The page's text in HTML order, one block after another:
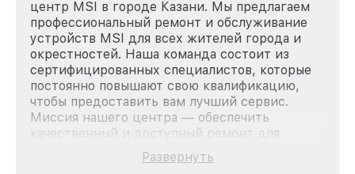
центр MSI в городе Казани. Мы предлагаем
профессиональный ремонт и обслуживание
устройств MSI для всех жителей города и
окрестностей. Наша команда состоит из
сертифицированных специалистов, которые
постоянно повышают свою квалификацию,
чтобы предоставить вам лучший сервис.
Миссия нашего центра — обеспечить
качественный и доступный ремонт для
каждого пользователя продукции MSI, вне
зависимости от сложности поломки. Мы
Развернуть